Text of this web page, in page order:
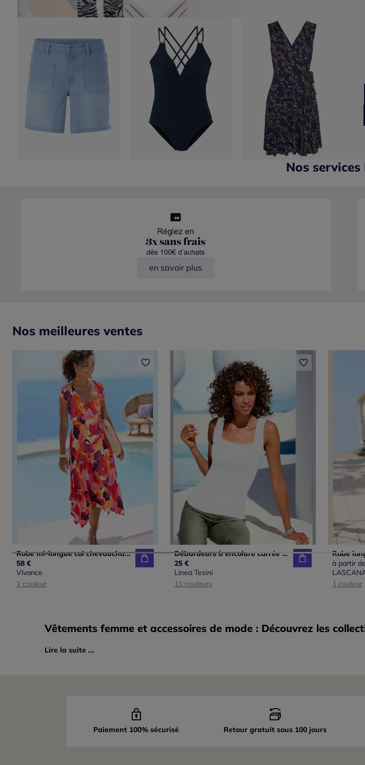
Nos
en savoir plus
Nos meilleures ventes
Robe mi-longue col chevauchant avec ceinture et ourlet asymétrique
58 €
Vivance
1 couleur
Débardeurs à encolure carrée basiques faciles à associer
25 €
Linea Tesini
11 couleurs
à partir de
1 couleur
Vêtements femme et accessoires de mode : Découvrez les
Lire la suite ...
Paiement 100% sécurisé Retour gratuit sous 100 jours